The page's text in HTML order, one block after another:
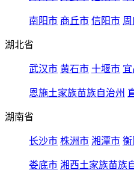
南阳市 商丘市 信阳市
湖北省
武汉市 黄石市 十堰市
恩施土家族苗族自治州
湖南省
长沙市 株洲市 湘潭市 衡
娄底市 湘西土家族苗族